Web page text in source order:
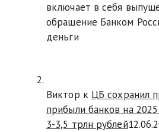
включает в себя
обращение Банком
деньги
Виктор к ЦБ сохранил
прибыли банков на
3-3,5 трлн рублей